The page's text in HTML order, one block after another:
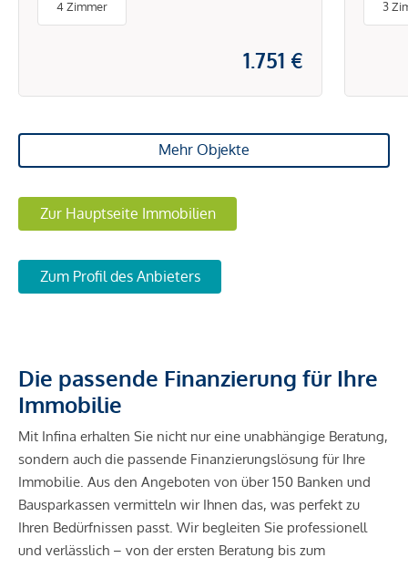
4 Zimmer
1.751 €
3
Mehr Objekte
Zur Hauptseite Immobilien
Zum Profil des Anbieters
Die passende Finanzierung für Ihre
Immobilie
Mit Infina erhalten Sie nicht nur eine unabhängige Beratung,
sondern auch die passende Finanzierungslösung für Ihre
Immobilie. Aus den Angeboten von über 150 Banken und
Bausparkassen vermitteln wir Ihnen das, was perfekt zu
Ihren Bedürfnissen passt. Wir begleiten Sie professionell
und verlässlich – von der ersten Beratung bis zum